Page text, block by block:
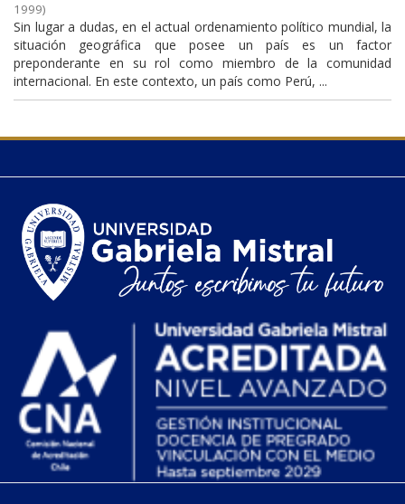
1999)
Sin lugar a dudas, en el actual ordenamiento político mundial, la
situación geográfica que posee un país es un factor
preponderante en su rol como miembro de la comunidad
internacional. En este contexto, un país como Perú, ...